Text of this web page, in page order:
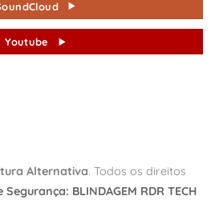
Youtube
Alternativa. Todos os direitos
Segurança: BLINDAGEM RDR TECH